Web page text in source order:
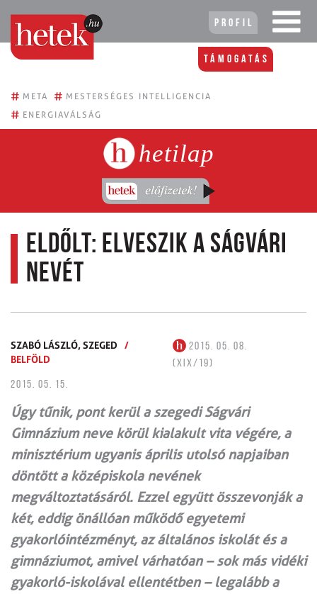
Profil
Támogatás
# META # MESTERSÉGES INTELLIGENCIA
# ENERGIAVÁLSÁG
hetilap
Eldőlt: elveszik a Ságvári
nevét
SZABÓ LÁSZLÓ,SZEGED
/
BELFÖLD
2015. 05. 08.
(XIX/19)
2015. 05. 15.
Úgy tűnik, pont kerül a szegedi Ságvári
Gimnázium neve körül kialakult vita végére, a
minisztérium ugyanis április utolsó napjaiban
döntött a középiskola nevének
megváltoztatásáról. Ezzel együtt összevonják a
két, eddig önállóan működő egyetemi
gyakorlóintézményt, az általános iskolát és a
gimnáziumot, amivel várhatóan – sok más vidéki
gyakorló-iskolával ellentétben – legalább a